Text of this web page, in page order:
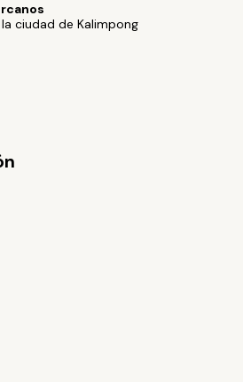
ciudad de Kalimpong